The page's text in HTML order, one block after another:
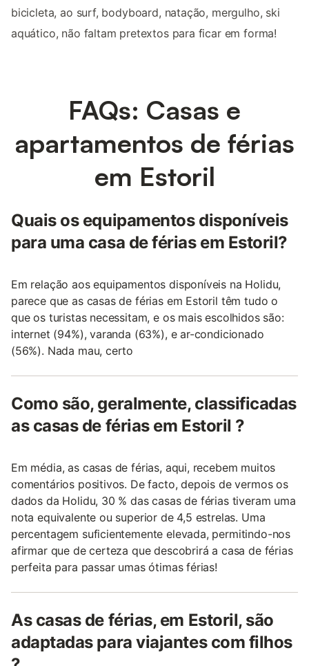
bicicleta, ao surf, bodyboard, natação, mergulho, ski
aquático, não faltam pretextos para ficar em forma!
FAQs: Casas e
apartamentos de férias
em Estoril
Quais os equipamentos disponíveis
para uma casa de férias em Estoril?
Em relação aos equipamentos disponíveis na Holidu,
parece que as casas de férias em Estoril têm tudo o
que os turistas necessitam, e os mais escolhidos são:
internet (94%), varanda (63%), e ar-condicionado
(56%). Nada mau, certo
Como são, geralmente, classificadas
as casas de férias em Estoril ?
Em média, as casas de férias, aqui, recebem muitos
comentários positivos. De facto, depois de vermos os
dados da Holidu, 30 % das casas de férias tiveram uma
nota equivalente ou superior de 4,5 estrelas. Uma
percentagem suficientemente elevada, permitindo-nos
afirmar que de certeza que descobrirá a casa de férias
perfeita para passar umas ótimas férias!
As casas de férias, em Estoril, são
adaptadas para viajantes com filhos